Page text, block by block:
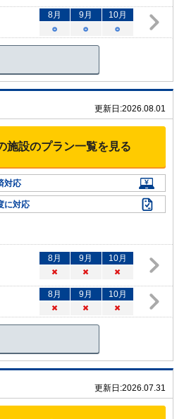
8月 9月 10月
○
○ ○
更新日:2026.08.01
施設のプラン一覧を見る
対応
に対応
8月 9月 10月
×
× ×
8月 9月 10月
×
× ×
更新日:2026.07.31